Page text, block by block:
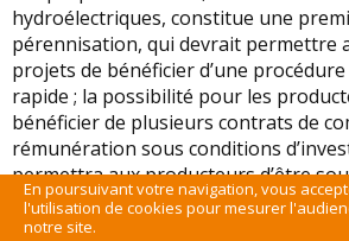
En poursuivant votre navigation, vous
l'utilisation de cookies pour mesurer
notre site.
hydroélectriques, constitue une
pérennisation, qui devrait permettre
projets de bénéficier d’une
rapide ; la possibilité pour les
bénéficier de plusieurs contrats de
rémunération sous conditions
permettra aux producteurs d’être
rénovation régulière de leur
devenu article 104).